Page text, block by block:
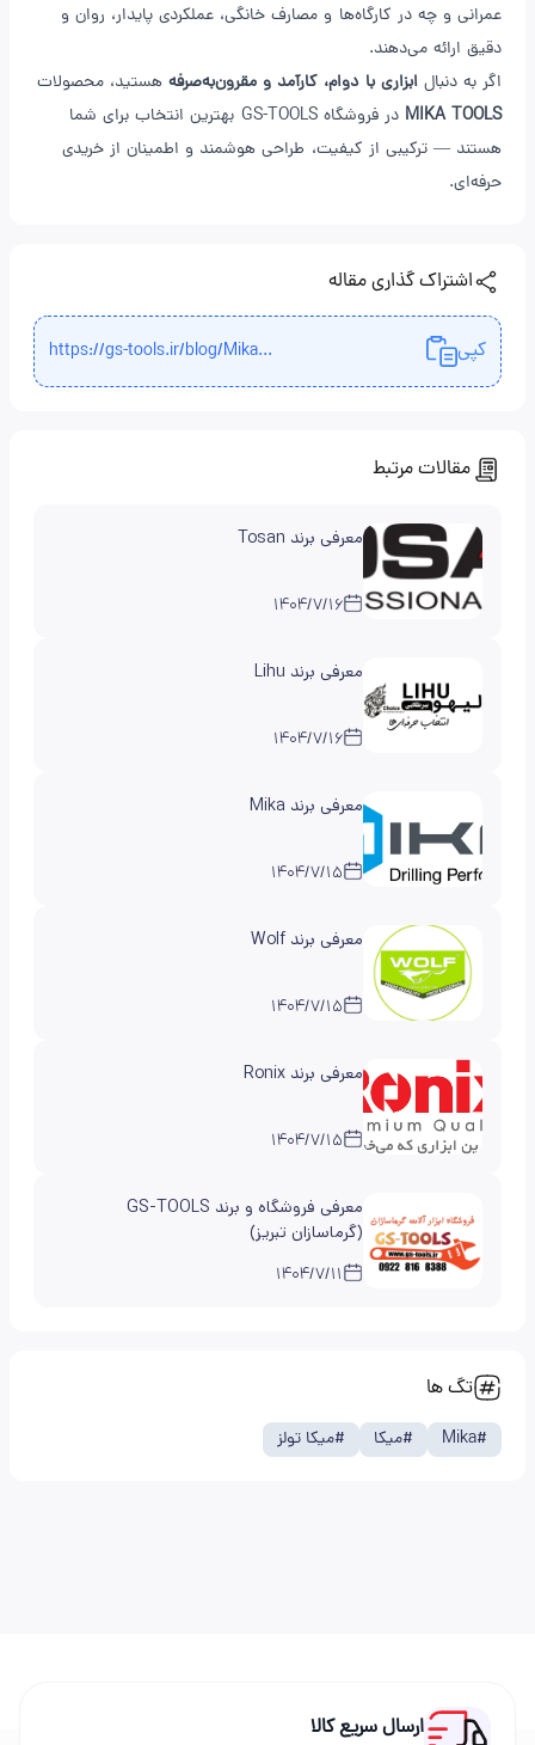
عمرانی و چه در کارگاه‌ها و مصارف خانگی، عملکردی پایدار، روان و
دقیق ارائه می‌دهند.
اگر به دنبال ابزاری با دوام، کارآمد و مقرون‌به‌صرفههستید، محصولات
MIKA TOOLS
در فروشگاه GS-TOOLS بهترین انتخاب برای شما
هستند — ترکیبی از کیفیت، طراحی هوشمند و اطمینان از خریدی
حرفه‌ای.
اشتراک گذاری مقاله
کپی https://gs-tools.ir/blog/Mika...
مقالات مرتبط
معرفی برند Tosan
۱۴۰۴/۷/۱۶
معرفی برند Lihu
۱۴۰۴/۷/۱۶
معرفی برند Mika
۱۴۰۴/۷/۱۵
معرفی برند Wolf
۱۴۰۴/۷/۱۵
معرفی برند Ronix
۱۴۰۴/۷/۱۵
معرفی فروشگاه و برند GS-TOOLS
(گرماسازان تبریز)
۱۴۰۴/۷/۱۱
تگ ها
#
Mika
#میکا #میکا تولز
ارسال سریع کالا